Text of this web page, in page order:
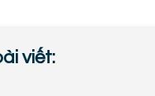
viết: